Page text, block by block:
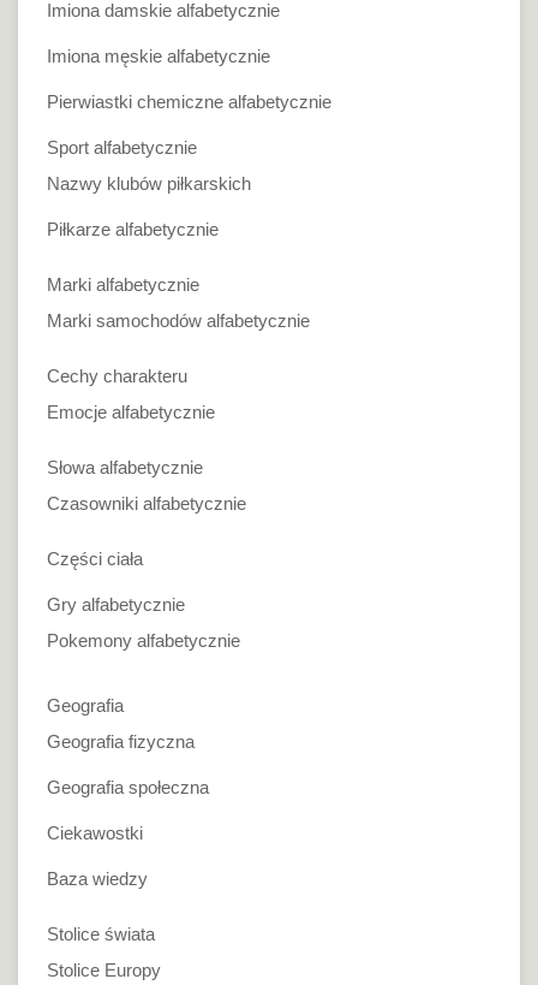
Imiona damskie alfabetycznie
Imiona męskie alfabetycznie
Pierwiastki chemiczne alfabetycznie
Sport alfabetycznie
Nazwy klubów piłkarskich
Piłkarze alfabetycznie
Marki alfabetycznie
Marki samochodów alfabetycznie
Cechy charakteru
Emocje alfabetycznie
Słowa alfabetycznie
Czasowniki alfabetycznie
Części ciała
Gry alfabetycznie
Pokemony alfabetycznie
Geografia
Geografia fizyczna
Geografia społeczna
Ciekawostki
Baza wiedzy
Stolice świata
Stolice Europy